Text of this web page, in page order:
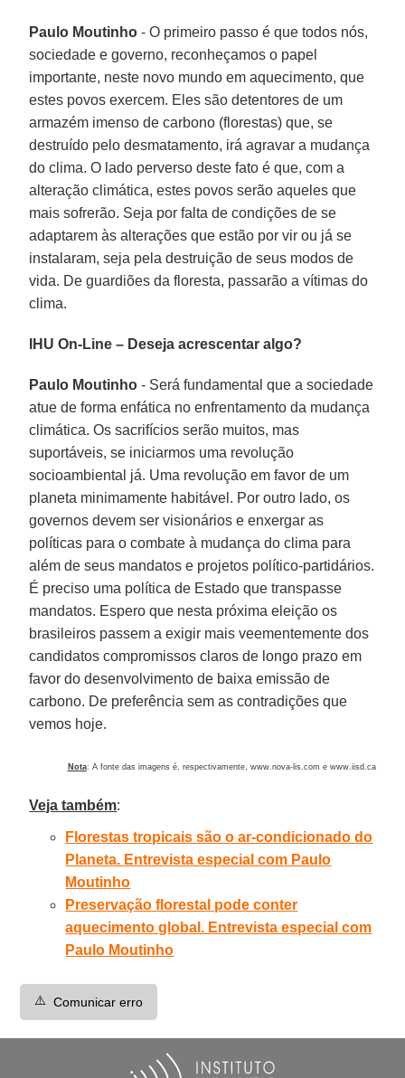
Paulo Moutinho - O primeiro passo é que todos nós,
sociedade e governo, reconheçamos o papel
importante, neste novo mundo em aquecimento, que
estes povos exercem. Eles são detentores de um
armazém imenso de carbono (florestas) que, se
destruído pelo desmatamento, irá agravar a mudança
do clima. O lado perverso deste fato é que, com a
alteração climática, estes povos serão aqueles que
mais sofrerão. Seja por falta de condições de se
adaptarem às alterações que estão por vir ou já se
instalaram, seja pela destruição de seus modos de
vida. De guardiões da floresta, passarão a vítimas do
clima.
IHU On-Line – Deseja acrescentar algo?
Paulo Moutinho - Será fundamental que a sociedade
atue de forma enfática no enfrentamento da mudança
climática. Os sacrifícios serão muitos, mas
suportáveis, se iniciarmos uma revolução
socioambiental já. Uma revolução em favor de um
planeta minimamente habitável. Por outro lado, os
governos devem ser visionários e enxergar as
políticas para o combate à mudança do clima para
além de seus mandatos e projetos político-partidários.
É preciso uma política de Estado que transpasse
mandatos. Espero que nesta próxima eleição os
brasileiros passem a exigir mais veementemente dos
candidatos compromissos claros de longo prazo em
favor do desenvolvimento de baixa emissão de
carbono. De preferência sem as contradições que
vemos hoje.
Nota: A fonte das imagens é, respectivamente, www.nova-lis.com e www.iisd.ca
Veja também:
Florestas tropicais são o ar-condicionado do
Planeta. Entrevista especial com Paulo
Moutinho
Preservação florestal pode conter
aquecimento global. Entrevista especial com
Paulo Moutinho
⚠️ Comunicar erro